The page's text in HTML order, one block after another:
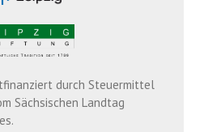
durch Steuermittel
Sächsischen Landtag